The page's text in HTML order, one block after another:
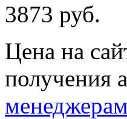
3873 руб.
Цена на
получения
менеджерам